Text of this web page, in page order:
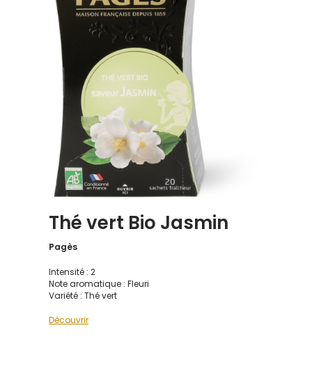
Thé vert Bio Jasmin
Pagès
Intensité : 2
Note aromatique : Fleuri
Variété : Thé vert
Découvrir